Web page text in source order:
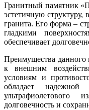
Гранитный памятник
эстетичную структуру,
гранита. Его форма –
гладкими
обеспечивает
Преимущества данного
к внешним
условиям и
обладает
ультрафиолетового
долговечность и